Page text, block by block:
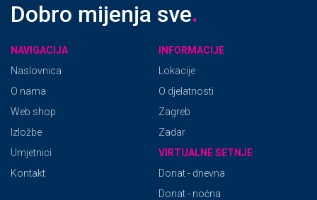
Dobro mijenja sve.
NAVIGACIJA
Naslovnica
O nama
Web shop
Izložbe
Umjetnici
Kontakt
INFORMACIJE
Lokacije
O djelatnosti
Zagreb
Zadar
VIRTUALNE ŠETNJE
Donat - dnevna
Donat - noćna